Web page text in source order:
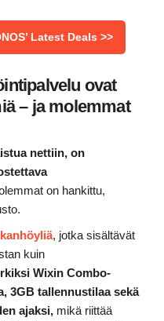
Latest Deals >>
ovat
– ja molemmat
nettiin, on
on hankittu,
, jotka sisältävät
kuin
Wixin Combo-
3GB tallennustilaa sekä
ajaksi, mikä riittää